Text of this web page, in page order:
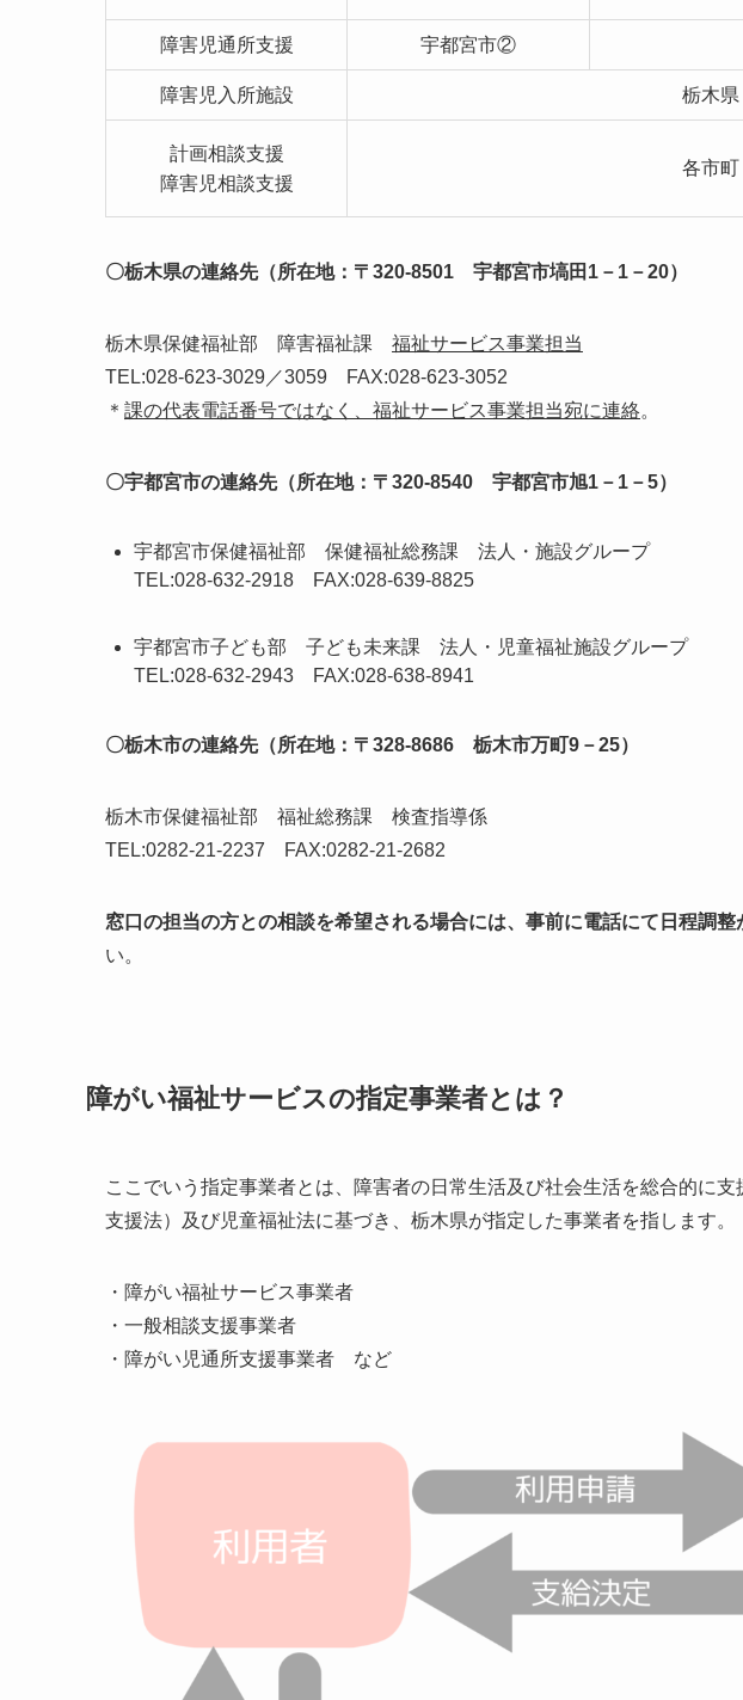
障害児通所支援 宇都宮市②
障害児入所施設 栃木県
計画相談支援
障害児相談支援
各市町
〇栃木県の連絡先（所在地：〒320-8501 宇都宮市塙田1－1－20）
栃木県保健福祉部 障害福祉課 福祉サービス事業担当
TEL:028-623-3029／3059 FAX:028-623-3052
＊ 課の代表電話番号ではなく、福祉サービス事業担当宛に連絡。
〇宇都宮市の連絡先（所在地：〒320-8540 宇都宮市旭1－1－5）
宇都宮市保健福祉部 保健福祉総務課 法人・施設グループ
TEL:028-632-2918 FAX:028-639-8825
宇都宮市子ども部 子ども未来課 法人・児童福祉施設グループ
TEL:028-632-2943 FAX:028-638-8941
〇栃木市の連絡先（所在地：〒328-8686 栃木市万町9－25）
栃木市保健福祉部 福祉総務課 検査指導係
TEL:0282-21-2237 FAX:0282-21-2682
窓口の担当の方との相談を希望される場合には、事前に電話にて日程調整
い。
障がい福祉サービスの指定事業者とは？
ここでいう指定事業者とは、障害者の日常生活及び社会生活を総合的に
支援法）及び児童福祉法に基づき、栃木県が指定した事業者を指します。
・障がい福祉サービス事業者
・一般相談支援事業者
・障がい児通所支援事業者 など